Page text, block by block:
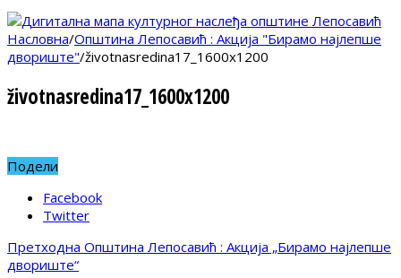
Насловна/Општина Лепосавић : Акција "Бирамо најлепше
двориште"/životnasredina17_1600x1200
životnasredina17_1600x1200
Подели
Facebook
Twitter
Претходна Општина Лепосавић : Акција „Бирамо најлепше
двориште“